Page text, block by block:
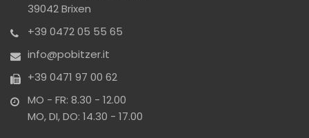
39042 Brixen
+39 0472 05 55 65
info@pobitzer.it
+39 0471 97 00 62
MO - FR: 8.30 - 12.00
MO, DI, DO: 14.30 - 17.00